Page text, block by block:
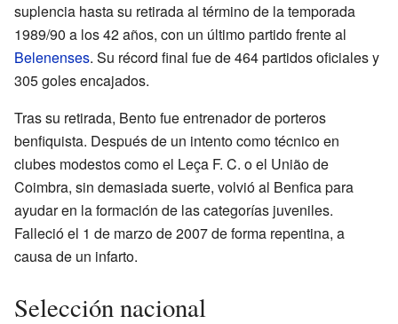
suplencia hasta su retirada al término de la temporada
1989/90 a los 42 años, con un último partido frente al
Belenenses. Su récord final fue de 464 partidos oficiales y
305 goles encajados.
Tras su retirada, Bento fue entrenador de porteros
benfiquista. Después de un intento como técnico en
clubes modestos como el Leça F. C. o el União de
Coimbra, sin demasiada suerte, volvió al Benfica para
ayudar en la formación de las categorías juveniles.
Falleció el 1 de marzo de 2007 de forma repentina, a
causa de un infarto.
Selección nacional